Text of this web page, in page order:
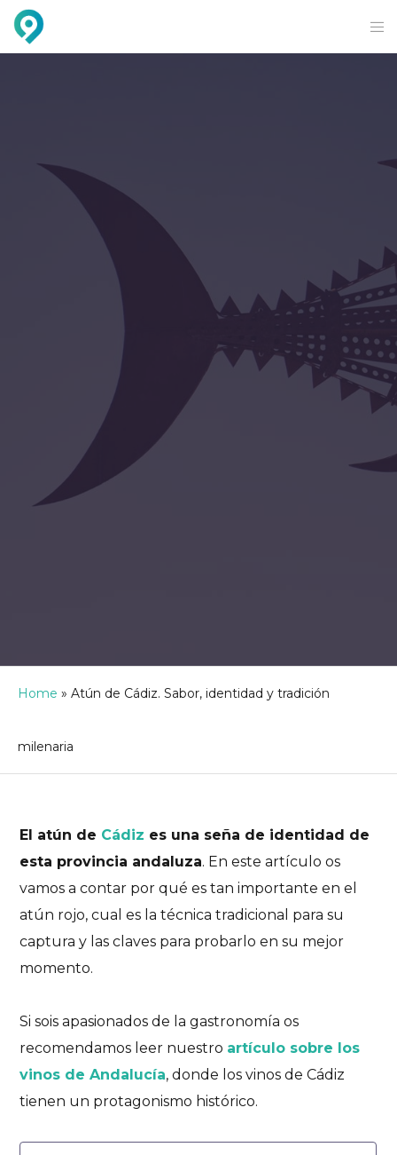
Home » Atún de Cádiz. Sabor, identidad y tradición
milenaria
El atún de Cádiz es una seña de identidad de
esta provincia andaluza. En este artículo os
vamos a contar por qué es tan importante en el
atún rojo, cual es la técnica tradicional para su
captura y las claves para probarlo en su mejor
momento.
Si sois apasionados de la gastronomía os
recomendamos leer nuestro artículo sobre los
vinos de Andalucía, donde los vinos de Cádiz
tienen un protagonismo histórico.